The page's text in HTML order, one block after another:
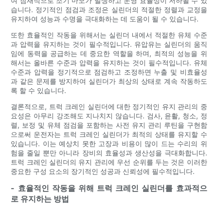
습니다. 정기적인 점검과 조정은 실린더의 적절한 정렬과 교정을
유지하여 성능과 수명을 극대화하는 데 도움이 될 수 있습니다.
또한 효율적인 작동을 위해서는 실린더 내에서 적절한 유체 수준
과 압력을 유지하는 것이 필수적입니다. 유압유는 실린더의 움직
임에 동력을 공급하는 데 중요한 역할을 하며, 최적의 성능을 위
해서는 올바른 수준과 압력을 유지하는 것이 필수적입니다. 유체
수준과 압력을 정기적으로 점검하고 조정하면 누출 및 비효율성
과 같은 문제를 방지하여 실린더가 최상의 상태로 계속 작동하도
록 할 수 있습니다.
결론적으로, 트럭 크레인 실린더에 대한 정기적인 유지 관리의 중
요성은 아무리 강조해도 지나치지 않습니다. 검사, 윤활, 청소, 정
렬, 보정 및 유체 점검을 포함하는 사전 유지 관리 루틴을 구현함
으로써 운전자는 트럭 크레인 실린더가 최적의 상태를 유지할 수
있습니다. 이는 예상치 못한 고장과 비용이 많이 드는 수리의 위
험을 줄일 뿐만 아니라 장비의 효율성과 생산성을 극대화합니다.
트럭 크레인 실린더의 유지 관리에 우선 순위를 두는 것은 이러한
중요한 구성 요소의 장기적인 성공과 신뢰성에 필수적입니다.
- 효율적인 작동을 위해 트럭 크레인 실린더를 효과적으
로 유지하는 방법